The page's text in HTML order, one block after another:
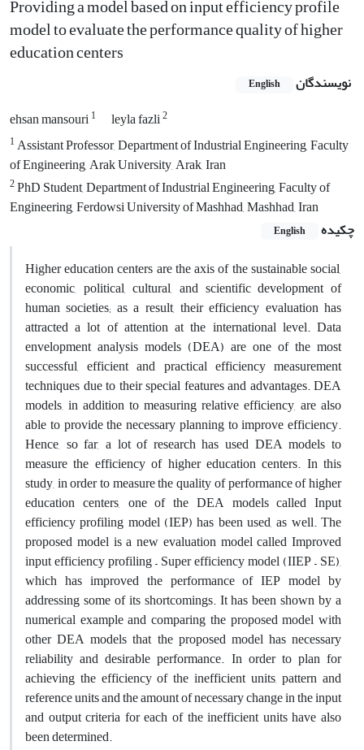
Providing a model based on input efficiency profile
model to evaluate the performance quality of higher
education centers
نویسندگان English
ehsan mansouri1 leyla fazli2
1Assistant Professor, Department of Industrial Engineering, Faculty
of Engineering, Arak University, Arak, Iran
2PhD Student, Department of Industrial Engineering, Faculty of
Engineering, Ferdowsi University of Mashhad, Mashhad, Iran
چکیده
English
Higher education centers are the axis of the sustainable social,
economic, political, cultural, and scientific development of
human societies; as a result, their efficiency evaluation has
attracted a lot of attention at the international level. Data
envelopment analysis models (DEA) are one of the most
successful, efficient and practical efficiency measurement
techniques due to their special features and advantages. DEA
models, in addition to measuring relative efficiency, are also
able to provide the necessary planning to improve efficiency.
Hence, so far, a lot of research has used DEA models to
measure the efficiency of higher education centers. In this
study, in order to measure the quality of performance of higher
education centers, one of the DEA models called Input
efficiency profiling model (IEP) has been used, as well. The
proposed model is a new evaluation model called Improved
input efficiency profiling – Super efficiency model (IIEP – SE),
which has improved the performance of IEP model by
addressing some of its shortcomings. It has been shown by a
numerical example and comparing the proposed model with
other DEA models that the proposed model has necessary
reliability and desirable performance. In order to plan for
achieving the efficiency of the inefficient units, pattern and
reference units and the amount of necessary change in the input
and output criteria for each of the inefficient units have also
been determined.